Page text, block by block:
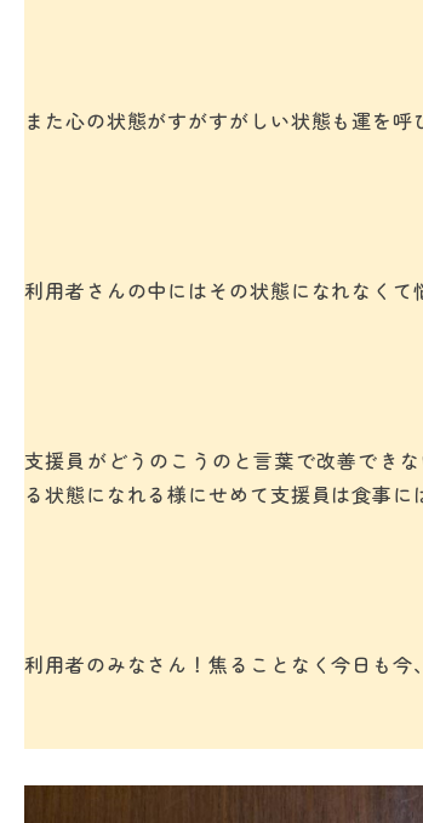
また心の状態がすがすがしい状態も運を呼
利用者さんの中にはその状態になれなくて
支援員がどうのこうのと言葉で改善でき
る状態になれる様にせめて支援員は食事に
利用者のみなさん！焦ることなく今日も今